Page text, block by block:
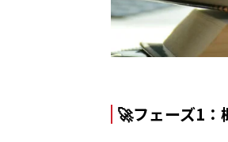
🚀フェーズ1：